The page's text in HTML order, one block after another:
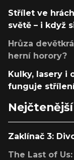
Střílet ve
světě – i když
Hrůza
herní horory?
Kulky, lasery i
funguje
Zaklínač 3:
The Last of